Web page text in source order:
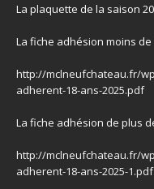
La plaquette de la saison
La fiche adhésion moins de
http://mclneufchateau.fr/
adherent-18-ans-2025.pdf
La fiche adhésion de plus
http://mclneufchateau.fr/
adherent-18-ans-2025-1.pdf